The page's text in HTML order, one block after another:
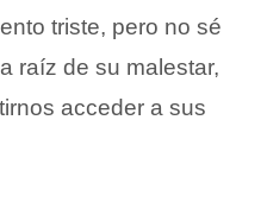
triste, pero no sé
raíz de su malestar,
acceder a sus